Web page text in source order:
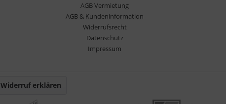
AGB Vermietung
AGB & Kundeninformation
Widerrufsrecht
Datenschutz
Impressum
Widerruf erklären